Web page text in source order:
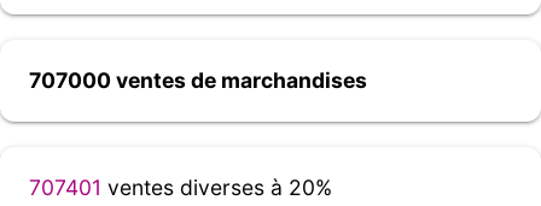
707000 ventes de marchandises
707401 ventes diverses à 20%